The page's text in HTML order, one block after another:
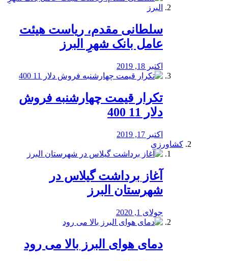
سلطانی مقدم، ریاست هیئت
عامل بانک شهرِ البرز
اکتبر 18, 2019
تکرار قیمت چهارشنبه فروش
دلار 11 400
اکتبر 17, 2019
کشاورزی
آغاز برداشت گیلاس در
شهرستان البرز
جولای 1, 2020
دمای هوای البرز بالا می رود